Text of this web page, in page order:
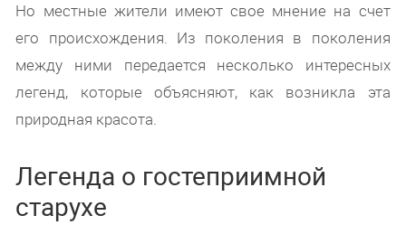
Но местные жители имеют свое мнение на счет
его происхождения. Из поколения в поколения
между ними передается несколько интересных
легенд, которые объясняют, как возникла эта
природная красота.
Легенда о гостеприимной
старухе